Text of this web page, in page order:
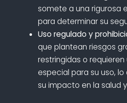
somete a una rigurosa
para determinar su
Uso regulado y
que plantean riesgos
restringidas o
especial para su uso,
su impacto en la salud